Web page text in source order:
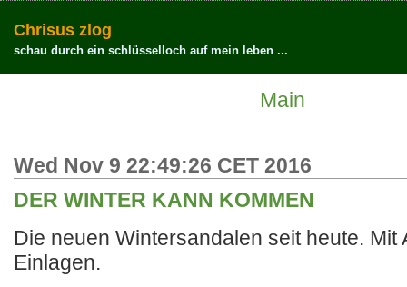
Chrisus zlog
schau durch ein schlüsselloch auf mein leben ...
Main
Wed Nov 9 22:49:26 CET 2016
DER WINTER KANN KOMMEN
Die neuen Wintersandalen seit heute. Mit
Einlagen.